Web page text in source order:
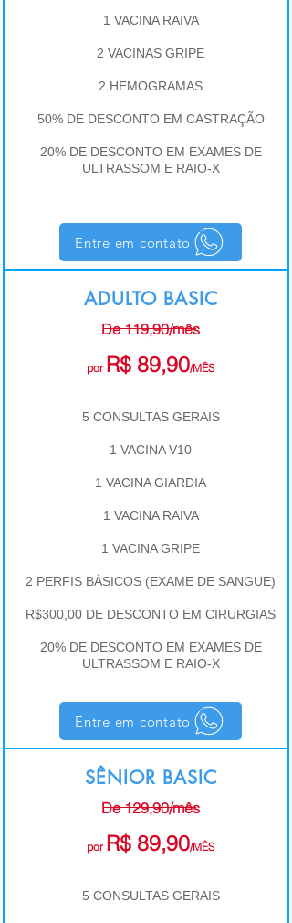
1 VACINA RAIVA
2 VACINAS GRIPE
2 HEMOGRAMAS
50% DE DESCONTO EM CASTRAÇÃO
20% DE DESCONTO EM EXAMES DE
ULTRASSOM E RAIO-X
Entre em contato
ADULTO BASIC
De 119,90/mês
por R$ 89,90/MÊS
5 CONSULTAS GERAIS
1 VACINA V10
1 VACINA GIARDIA
1 VACINA RAIVA
1 VACINA GRIPE
2 PERFIS BÁSICOS (EXAME DE SANGUE)
R$300,00 DE DESCONTO EM CIRURGIAS
20% DE DESCONTO EM EXAMES DE
ULTRASSOM E RAIO-X
Entre em contato
SÊNIOR BASIC
De 129,90/mês
por R$ 89,90/MÊS
5 CONSULTAS GERAIS